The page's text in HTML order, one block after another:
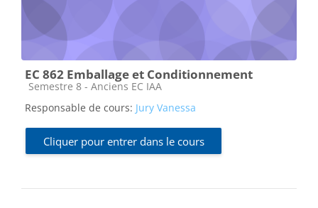
EC 862 Emballage et Conditionnement
Catégorie de cours
Semestre 8 - Anciens EC IAA
Responsable de cours: Jury Vanessa
Cliquer pour entrer dans le cours